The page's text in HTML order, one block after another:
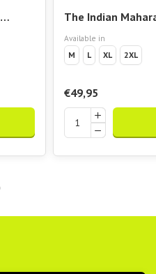
The Indian
Checked Pique
Available in
M
L XL 2XL
€49,95